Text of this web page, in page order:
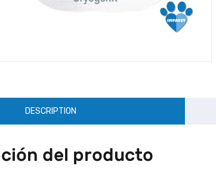
DESCRIPTION
del producto